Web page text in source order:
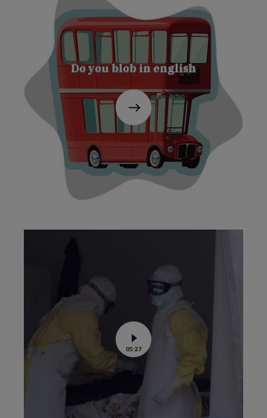
Do you blob in english
C'est
parti
!
Voir
la
vidéo
Ebola
RDC
:
pourquoi
l’épidémie
05:27